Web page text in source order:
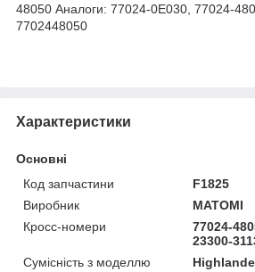
48050 Аналоги: 77024-0E030, 77024-
7702448050
Характеристики
Основні
Код запчастини
F1825
Виробник
MATOMI
Кросс-номери
77024-
23300-
Сумісність з моделлю